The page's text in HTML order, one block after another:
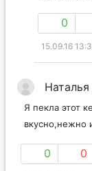
0
15.09.16
Наталья
Я пекла этот
вкусно,нежно
0 0